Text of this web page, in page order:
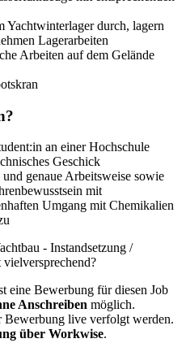
Yachtwinterlager durch, lagern
Lagerarbeiten
Arbeiten auf dem Gelände
an einer Hochschule
Geschick
genaue Arbeitsweise sowie
mit
Umgang mit Chemikalien
- Instandsetzung /
eine Bewerbung für diesen Job
Anschreiben möglich.
Bewerbung live verfolgt werden.
über Workwise.